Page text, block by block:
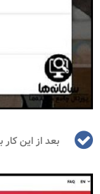
بعد از این کار